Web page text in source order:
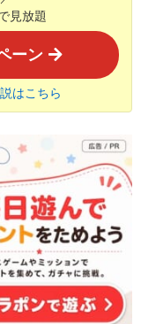
見放題
ーン
はこちら